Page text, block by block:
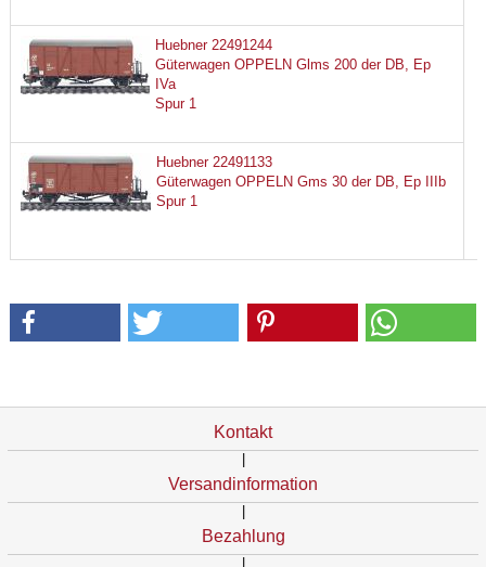
Huebner 22491244
Güterwagen OPPELN Glms 200 der DB, Ep
IVa
Spur 1
Huebner 22491133
Güterwagen OPPELN Gms 30 der DB, Ep IIIb
Spur 1
Kontakt
Versandinformation
Bezahlung